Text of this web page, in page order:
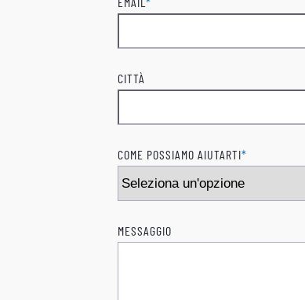
CITTÀ
COME POSSIAMO AIUTARTI*
MESSAGGIO